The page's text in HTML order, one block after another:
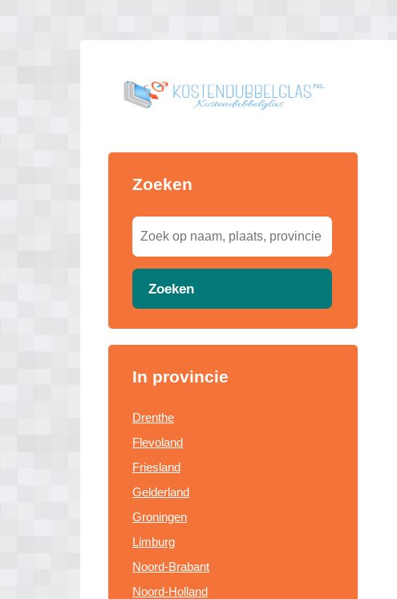
Zoeken
Zoeken
In provincie
Drenthe
Flevoland
Friesland
Gelderland
Groningen
Limburg
Noord-Brabant
Noord-Holland